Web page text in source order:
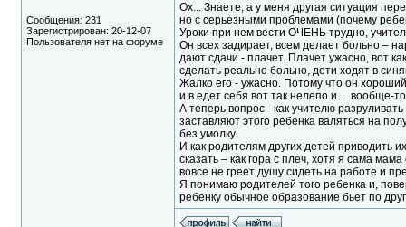
Сообщения: 231
Зарегистрирован: 20-12-07
Пользователя нет на форуме
Ох... Знаете, а у меня другая ситуация
но с серьезными проблемами (почему
Уроки при нем вести ОЧЕНЬ трудно,
Он всех задирает, всем делает больно –
дают сдачи - плачет. Плачет ужасно, вот
сделать реально больно, дети ходят в
Жалко его - ужасно. Потому что он
и в едет себя вот так нелепо и… вообще-
А теперь вопрос - как учителю
заставляют этого ребенка валяться на
без умолку.
И как родителям других детей приводить
сказать – как гора с плеч, хотя я сама
вовсе не греет душу сидеть на работе и
Я понимаю родителей того ребенка и,
ребенку обычное образование бьет по